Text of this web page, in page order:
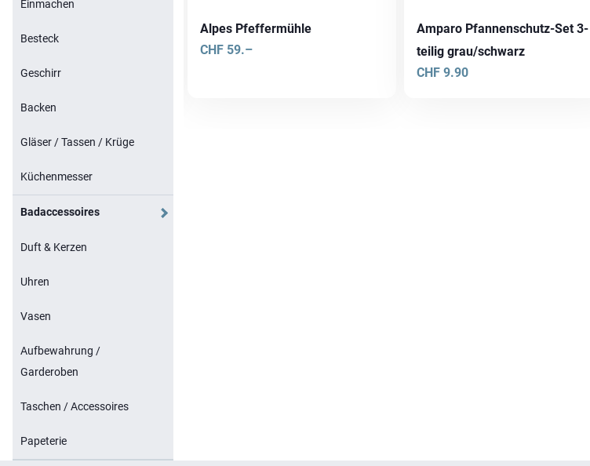
Einmachen
Besteck
Geschirr
Backen
Gläser / Tassen / Krüge
Küchenmesser
Badaccessoires
Duft & Kerzen
Uhren
Vasen
Aufbewahrung /
Garderoben
Taschen / Accessoires
Papeterie
Alpes Pfeffermühle
CHF 59.–
Amparo Pfannenschutz-Set 3-
teilig grau/schwarz
CHF 9.90